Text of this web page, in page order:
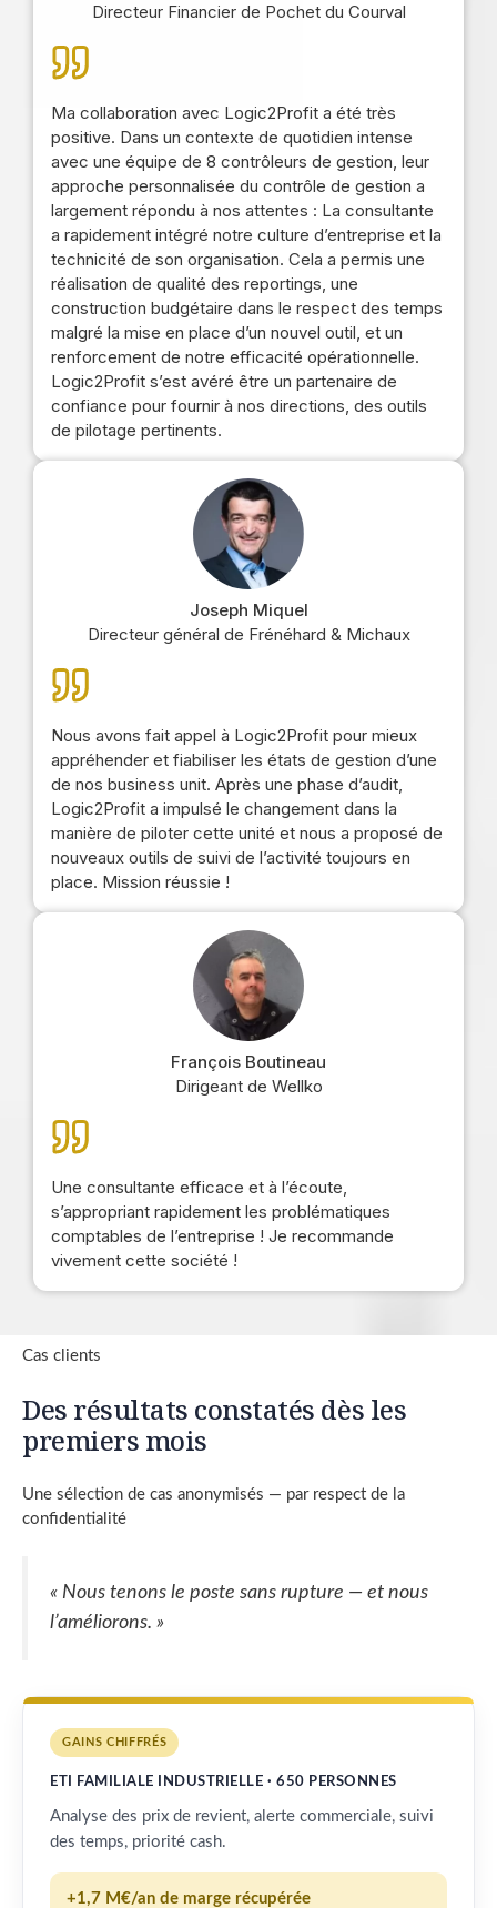
Directeur Financier de Pochet du Courval
Ma collaboration avec Logic2Profit a été très
positive. Dans un contexte de quotidien intense
avec une équipe de 8 contrôleurs de gestion, leur
approche personnalisée du contrôle de gestion a
largement répondu à nos attentes : La consultante
a rapidement intégré notre culture d’entreprise et la
technicité de son organisation. Cela a permis une
réalisation de qualité des reportings, une
construction budgétaire dans le respect des temps
malgré la mise en place d’un nouvel outil, et un
renforcement de notre efficacité opérationnelle.
Logic2Profit s’est avéré être un partenaire de
confiance pour fournir à nos directions, des outils
de pilotage pertinents.
Joseph Miquel
Directeur général de Frénéhard & Michaux
Nous avons fait appel à Logic2Profit pour mieux
appréhender et fiabiliser les états de gestion d’une
de nos business unit. Après une phase d’audit,
Logic2Profit a impulsé le changement dans la
manière de piloter cette unité et nous a proposé de
nouveaux outils de suivi de l’activité toujours en
place. Mission réussie !
François Boutineau
Dirigeant de Wellko
Une consultante efficace et à l’écoute,
s’appropriant rapidement les problématiques
comptables de l’entreprise ! Je recommande
vivement cette société !
Cas clients
Des résultats constatés dès les
premiers mois
Une sélection de cas anonymisés — par respect de la
confidentialité
« Nous tenons le poste sans rupture — et nous
l’améliorons. »
GAINS CHIFFRÉS
ETI FAMILIALE INDUSTRIELLE · 650 PERSONNES
Analyse des prix de revient, alerte commerciale, suivi
des temps, priorité cash.
+1,7 M€/an de marge récupérée